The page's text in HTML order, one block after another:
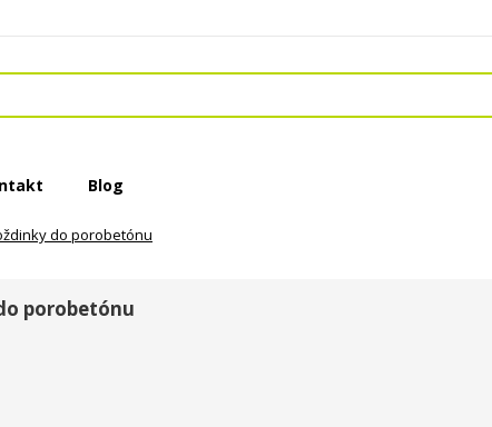
Blog
do porobetónu
porobetónu